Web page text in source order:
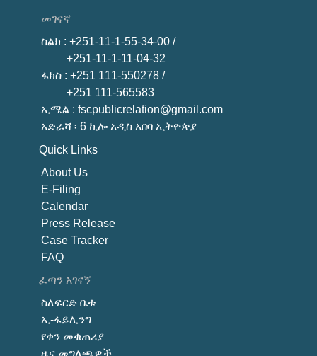
መገናኛ
ስልክ : +251-11-1-55-34-00 /
+251-11-1-11-04-32
ፋክስ : +251 111-550278 /
+251 111-565583
ኢሜል : fscpublicrelation@gmail.com
አድራሻ ፡ 6 ኪሎ አዲስ አበባ ኢትዮጵያ
Quick Links
About Us
E-Filing
Calendar
Press Release
Case Tracker
FAQ
ፈጣን አገናኝ
ስለፍርድ ቤቱ
ኢ-ፋይሊንግ
የቀን መቁጠሪያ